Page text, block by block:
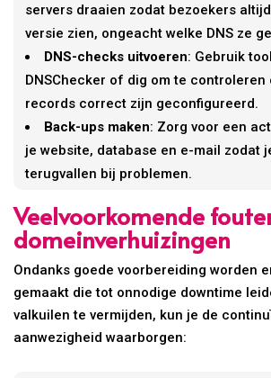
servers draaien zodat bezoekers
versie zien, ongeacht welke DNS ze
DNS-checks uitvoeren: Gebruik
DNSChecker of dig om te controleren
records correct zijn geconfigureerd.
Back-ups maken: Zorg voor een
je website, database en e-mail zodat
terugvallen bij problemen.
Veelvoorkomende
domeinverhuizingen
Ondanks goede voorbereiding worden
gemaakt die tot onnodige downtime
valkuilen te vermijden, kun je de
aanwezigheid waarborgen: